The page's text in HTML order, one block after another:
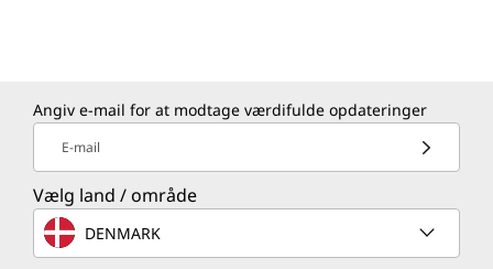
Angiv e-mail for at modtage værdifulde opdateringer
E-mail
Vælg land / område
DENMARK